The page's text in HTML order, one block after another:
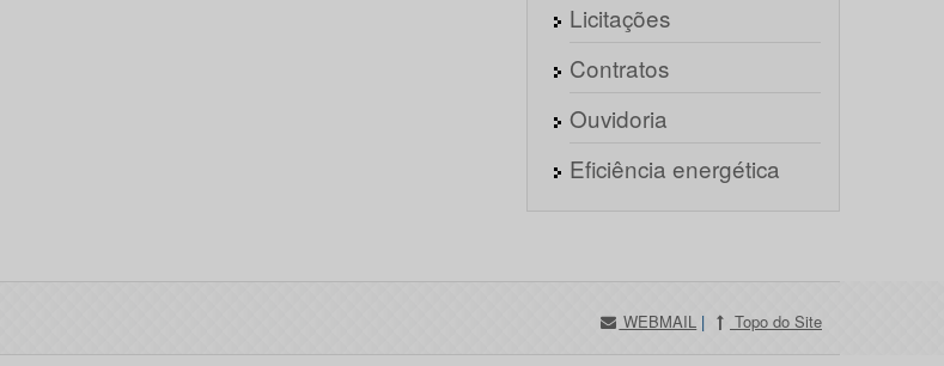
Licitações
Contratos
Ouvidoria
Eficiência energética
WEBMAIL | Topo do Site